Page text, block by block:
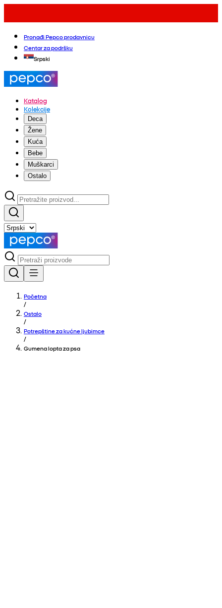
Pronađi Pepco prodavnicu
Centar za podršku
Srpski
Katalog
Kolekcije
Deca
Žene
Kuća
Bebe
Muškarci
Ostalo
Početna
/
Ostalo
/
Potrepštine za kućne ljubimce
/
Gumena lopta za psa